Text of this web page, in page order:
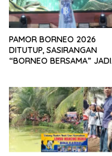
PAMOR BORNEO 2026
DITUTUP, SASIRANGAN
“BORNEO BERSAMA” JADI